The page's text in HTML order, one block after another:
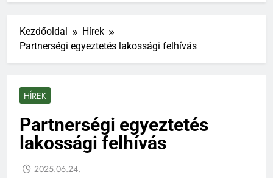
Kezdőoldal
Hírek
Partnerségi egyeztetés lakossági felhívás
HÍREK
Partnerségi egyeztetés
lakossági felhívás
2025.06.24.